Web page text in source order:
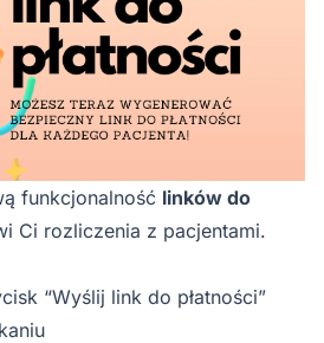
funkcjonalność linków do
Ci rozliczenia z pacjentami.
“Wyślij link do płatności”